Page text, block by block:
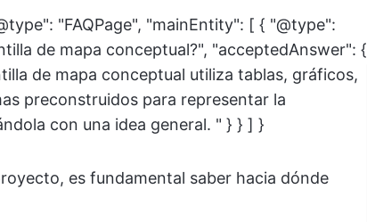
"FAQPage", "mainEntity": [ { "@type":
de mapa conceptual?", "acceptedAnswer": {
de mapa conceptual utiliza tablas, gráficos,
preconstruidos para representar la
con una idea general. " } } ] }
es fundamental saber hacia dónde